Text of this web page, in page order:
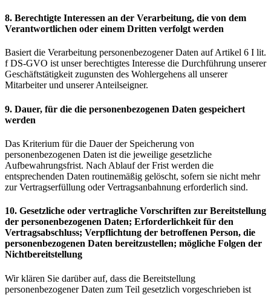
8. Berechtigte Interessen an der Verarbeitung, die von dem
Verantwortlichen oder einem Dritten verfolgt werden
Basiert die Verarbeitung personenbezogener Daten auf Artikel 6 I lit.
f DS-GVO ist unser berechtigtes Interesse die Durchführung unserer
Geschäftstätigkeit zugunsten des Wohlergehens all unserer
Mitarbeiter und unserer Anteilseigner.
9. Dauer, für die die personenbezogenen Daten gespeichert
werden
Das Kriterium für die Dauer der Speicherung von
personenbezogenen Daten ist die jeweilige gesetzliche
Aufbewahrungsfrist. Nach Ablauf der Frist werden die
entsprechenden Daten routinemäßig gelöscht, sofern sie nicht mehr
zur Vertragserfüllung oder Vertragsanbahnung erforderlich sind.
10. Gesetzliche oder vertragliche Vorschriften zur Bereitstellung
der personenbezogenen Daten; Erforderlichkeit für den
Vertragsabschluss; Verpflichtung der betroffenen Person, die
personenbezogenen Daten bereitzustellen; mögliche Folgen der
Nichtbereitstellung
Wir klären Sie darüber auf, dass die Bereitstellung
personenbezogener Daten zum Teil gesetzlich vorgeschrieben ist